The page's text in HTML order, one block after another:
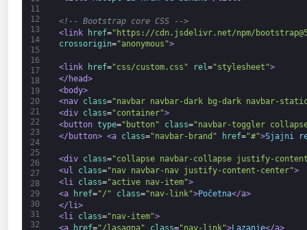
11
12
13
14
15
16
17
18
19
20
21
22
23
24
25
26
27
28
29
30
31
32
<!-- Bootstrap core CSS -->
<link
href="https://cdn.jsdelivr.net/npm/
crossorigin="anonymous">
<link href="css/custom.css" rel="stylesheet">
</head>
<body>
<nav class="navbar navbar-dark bg-dark navbar-
<div class="container">
<button type="button" class="navbar-toggler
</button> <a class="navbar-brand" href="#">Sjajni
<div class="collapse navbar-collapse justify-
<ul
class="nav navbar-nav justify-content-center">
<li class="active nav-item">
<a
href="/" class="nav-link">Početna</a>
</li>
<li class="nav-item">
<a
href="/lasagna" class="nav-link">Lazanje</a>